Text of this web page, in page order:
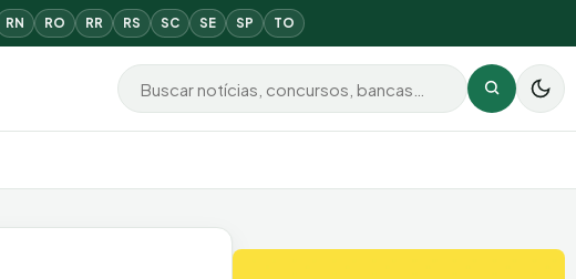
RN RO RR RS SC SE SP TO
Buscar por: Buscar